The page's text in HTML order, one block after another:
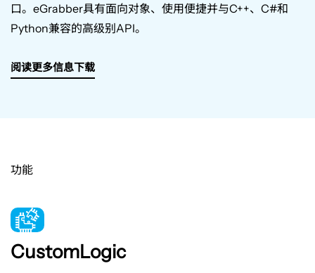
口。 eGrabber具有面向对象、使用便捷并与C++、 C#和
Python兼容的高级别API。
阅读更多信息下载
功能
CustomLogic